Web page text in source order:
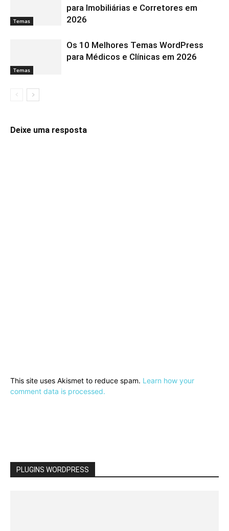
Temas
para Imobiliárias e Corretores em
2026
Temas
Os 10 Melhores Temas WordPress
para Médicos e Clínicas em 2026
Deixe uma resposta
This site uses Akismet to reduce spam. Learn how your
comment data is processed.
PLUGINS WORDPRESS